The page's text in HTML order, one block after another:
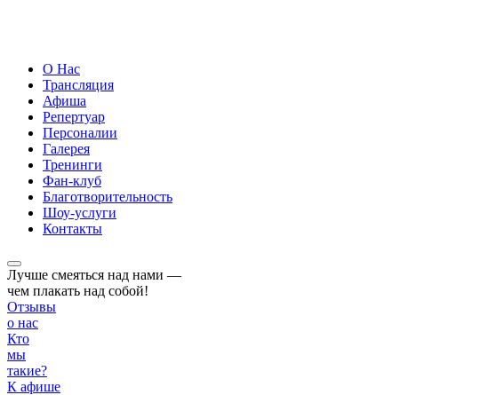
О Нас
Трансляция
Афиша
Репертуар
Персоналии
Галерея
Тренинги
Фан-клуб
Благотворительность
Шоу-услуги
Контакты
Лучше смеяться над нами —
чем плакать над собой!
Отзывы
о нас
Кто
мы
такие?
К афише